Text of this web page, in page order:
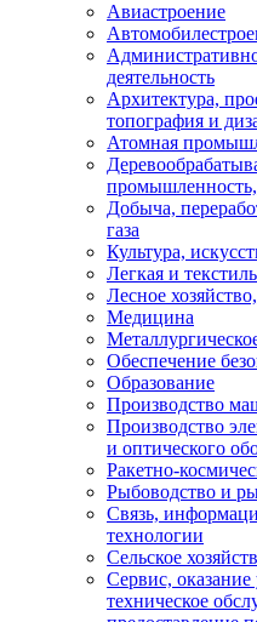
Авиастроение
деятельность
Архитектура,
топография и
Атомная
промышленность,
Добыча,
газа
Культура,
Легкая и
Лесное
Медицина
Обеспечение
Образование
Производство
Производство
и оптического
Ракетно-
Рыбоводство и
Связь,
технологии
Сельское
Сервис, оказание
техническое